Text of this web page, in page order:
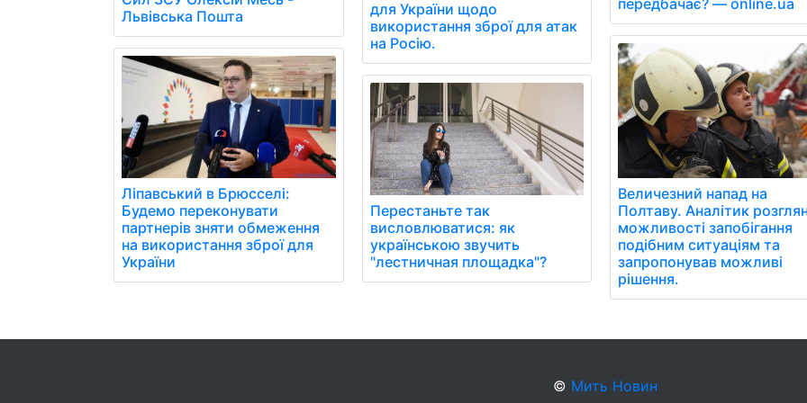
Львівська Пошта
Ліпавський в Брюсселі:
Будемо переконувати
партнерів зняти обмеження
на використання зброї для
України
для України щодо
використання зброї для атак
на Росію.
Перестаньте так
висловлюватися: як
українською звучить
"лестничная площадка"?
Величезний напад на
Полтаву. Аналітик
можливості запобігання
подібним ситуаціям та
запропонував можливі
рішення.
© Мить Новин